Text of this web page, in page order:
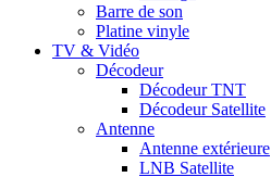
Barre de son
Platine vinyle
TV & Vidéo
Décodeur
Décodeur TNT
Décodeur Satellite
Antenne
Antenne extérieure
LNB Satellite